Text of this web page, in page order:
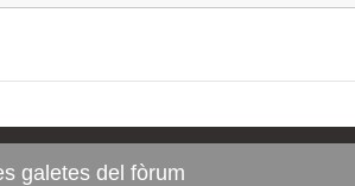
galetes del fòrum